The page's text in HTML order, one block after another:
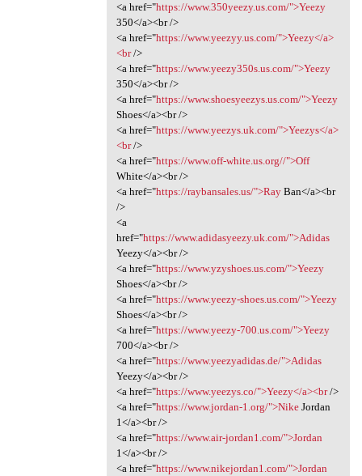
<a href="https://www.350yeezy.us.com/">Yeezy
350</a><br />
<a href="https://www.yeezyy.us.com/">Yeezy</a>
<br/>
<a href="https://www.yeezy350s.us.com/">Yeezy
350</a><br />
<a href="https://www.shoesyeezys.us.com/">Yeezy
Shoes</a><br />
<a href="https://www.yeezys.uk.com/">Yeezys</a>
<br/>
<a href="https://www.off-white.us.org//">Off
White</a><br />
<a href="https://raybansales.us/">RayBan</a><br
/>
<a
href="https://www.adidasyeezy.uk.com/">Adidas
Yeezy</a><br />
<a href="https://www.yzyshoes.us.com/">Yeezy
Shoes</a><br />
<a href="https://www.yeezy-shoes.us.com/">Yeezy
Shoes</a><br />
<a href="https://www.yeezy-700.us.com/">Yeezy
700</a><br />
<a href="https://www.yeezyadidas.de/">Adidas
Yeezy</a><br />
<a href="https://www.yeezys.co/">Yeezy</a><br/>
<a href="https://www.jordan-1.org/">NikeJordan
1</a><br />
<a href="https://www.air-jordan1.com/">Jordan
1</a><br />
<a href="https://www.nikejordan1.com/">Jordan